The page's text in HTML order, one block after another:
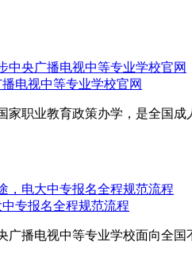
电视中等专业学校官网
家职业教育政策办学，是全国
专报名全程规范流程
广播电视中等专业学校面向全